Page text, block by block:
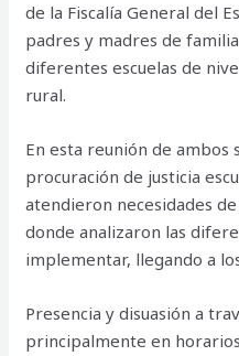
de la Fiscalía General del
padres y madres de
diferentes escuelas de
rural.
En esta reunión de ambos
procuración de justicia
atendieron necesidades
donde analizaron las
implementar, llegando a
Presencia y disuasión a
principalmente en